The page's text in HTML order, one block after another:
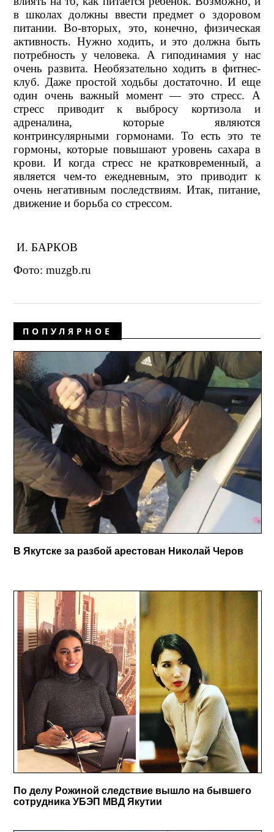
в школах должны ввести предмет о здоровом
питании. Во-вторых, это, конечно, физическая
активность. Нужно ходить, и это должна быть
потребность у человека. А гиподинамия у нас
очень развита. Необязательно ходить в фитнес-
клуб. Даже простой ходьбы достаточно. И еще
один очень важный момент — это стресс. А
стресс приводит к выбросу кортизола и
адреналина, которые являются
контринсулярными гормонами. То есть это те
гормоны, которые повышают уровень сахара в
крови. И когда стресс не кратковременный, а
является чем-то ежедневным, это приводит к
очень негативным последствиям. Итак, питание,
движение и борьба со стрессом.
И. БАРКОВ
Фото: muzgb.ru
ПОПУЛЯРНОЕ
В Якутске за разбой арестован Николай Черов
По делу Рожиной следствие вышло на бывшего
сотрудника УБЭП МВД Якутии